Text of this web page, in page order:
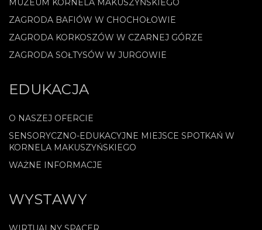
MUZEUM KORNELA MAKUSZYŃSKIEGO
ZAGRODA BAFIÓW W CHOCHOŁOWIE
ZAGRODA KORKOSZÓW W CZARNEJ GÓRZE
ZAGRODA SOŁTYSÓW W JURGOWIE
EDUKACJA
O NASZEJ OFERCIE
SENSORYCZNO-EDUKACYJNE MIEJSCE SPOTKAŃ W
KORNELA MAKUSZYŃSKIEGO
WAŻNE INFORMACJE
WYSTAWY